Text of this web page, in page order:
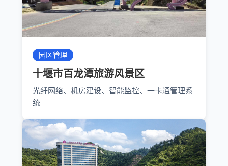
园区管理
十堰市百龙潭旅游风景区
光纤网络、机房建设、智能监控、一卡通管理系
统